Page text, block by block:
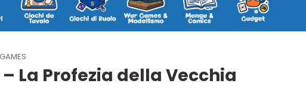
La Profezia della Vecchia